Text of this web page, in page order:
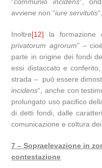
avviene non “iure servitutis
Inoltre[12] la formazione
privatorum agrorum” –
parte in origine dei fondi
essi distaccato e
strada – può essere
incidens“, anche con
prolungato uso pacifico
di detti fondi, dalle
comunicazione e coltura
7 – Sopraelevazione in
contestazione